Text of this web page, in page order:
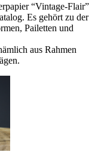
“Vintage-Flair”
Es gehört zu der
Pailetten und
aus Rahmen